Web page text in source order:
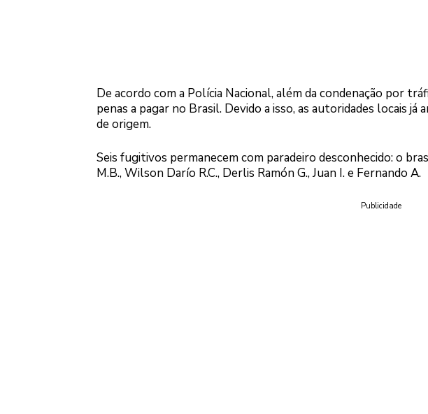
De acordo com a Polícia Nacional, além da condenação por
penas a pagar no Brasil. Devido a isso, as autoridades locais
de origem.
Seis fugitivos permanecem com paradeiro desconhecido: o
M.B., Wilson Darío R.C., Derlis Ramón G., Juan I. e Fernando A.
Publicidade